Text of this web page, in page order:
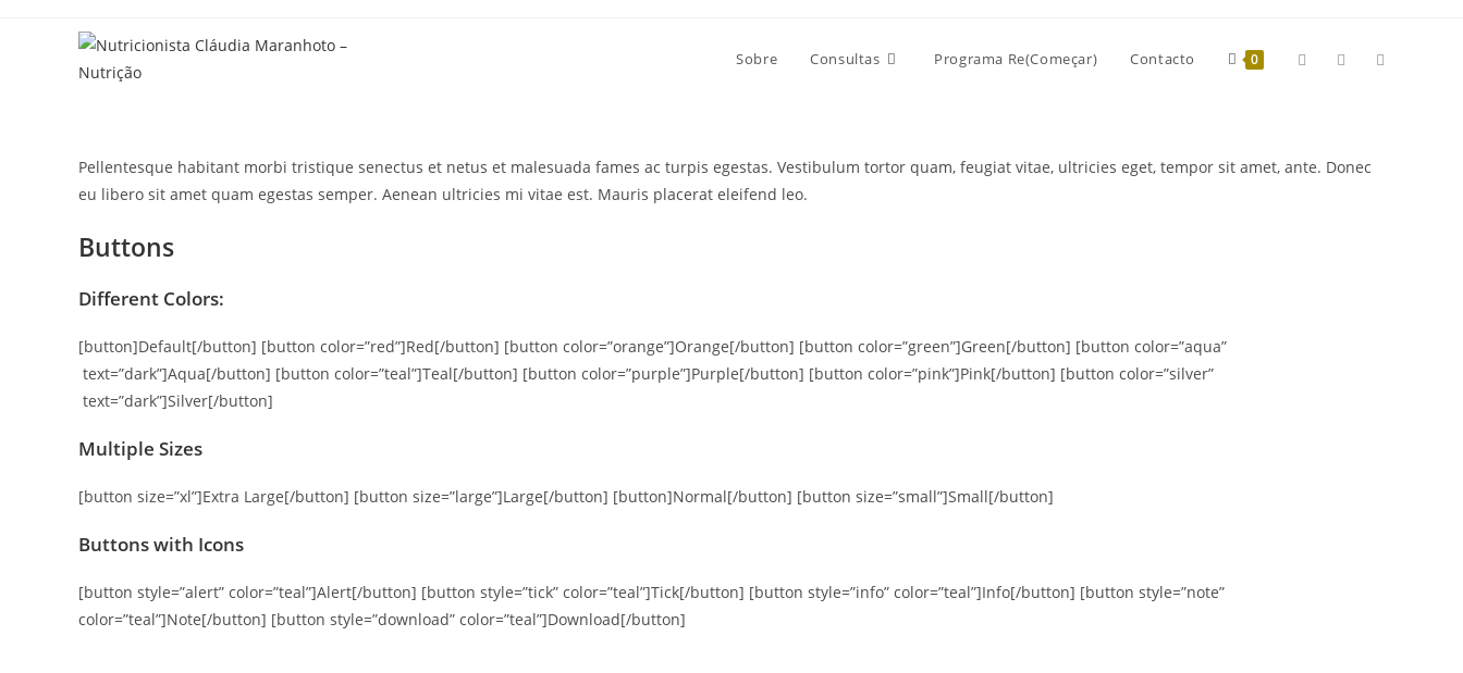
Sobre Consultas Programa Re(Começar) Contacto 0
Pellentesque habitant morbi tristique senectus et netus et malesuada fames ac turpis egestas. Vestibulum tortor quam, feugiat vitae, ultricies eget, tempor sit amet, ante. Donec
eu libero sit amet quam egestas semper. Aenean ultricies mi vitae est. Mauris placerat eleifend leo.
Buttons
Different Colors:
[button]Default[/button] [button color=”red”]Red[/button] [button color=”orange”]Orange[/button] [button color=”green”]Green[/button] [button color=”aqua”
text=”dark”]Aqua[/button] [button color=”teal”]Teal[/button] [button color=”purple”]Purple[/button] [button color=”pink”]Pink[/button] [button color=”silver”
text=”dark”]Silver[/button]
Multiple Sizes
[button size=”xl”]Extra Large[/button] [button size=”large”]Large[/button] [button]Normal[/button] [button size=”small”]Small[/button]
Buttons with Icons
[button style=”alert” color=”teal”]Alert[/button] [button style=”tick” color=”teal”]Tick[/button] [button style=”info” color=”teal”]Info[/button] [button style=”note”
color=”teal”]Note[/button] [button style=”download” color=”teal”]Download[/button]